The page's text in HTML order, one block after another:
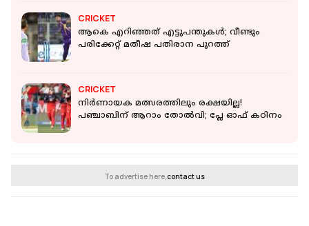
CRICKET
ആകെ എറിഞ്ഞത് എട്ടുപന്തുകള്‍; വീണ്ടും
പരിക്കേറ്റ് മതീഷ പതിരാന പുറത്ത്
CRICKET
നിര്‍ണായക മത്സരത്തിലും രക്ഷയില്ല!
പഞ്ചാബിന് ആറാം തോല്‍വി; പ്ലേ ഓഫ് കഠിനം
To advertise here,contact us